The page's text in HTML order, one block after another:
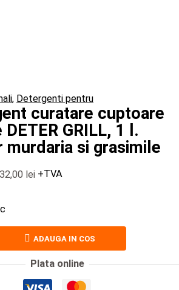
, Detergenti pentru
curatare cuptoare
GRILL, 1 l.
murdaria si grasimile
32,00 lei +TVA
ADAUGA IN COS
Plata online